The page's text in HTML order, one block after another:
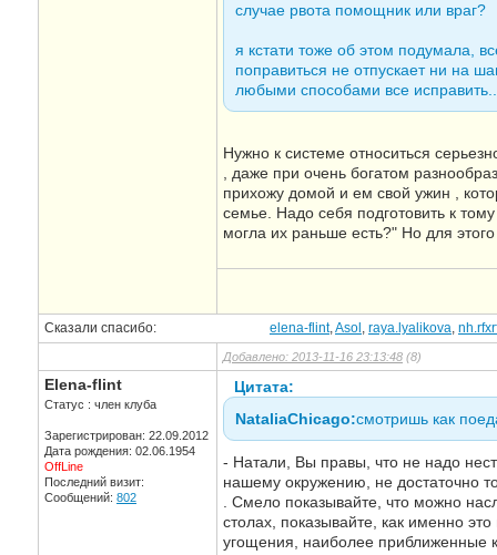
случае рвота помощник или враг?
я кстати тоже об этом подумала,
поправиться не отпускает ни на
любыми способами все
Нужно к системе относиться
, даже при очень богатом
прихожу домой и ем свой ужин ,
семье. Надо себя подготовить к
могла их раньше есть?" Но для
Сказали спасибо: elena-flint,Asol , raya.lyalikova,
Добавлено: 2013-11-16 23:13:48 (8)
Elena-flint
Статус : член клуба
Зарегистрирован: 22.09.2012
Дата рождения: 02.06.1954
OffLine
Последний визит:
Сообщений: 802
Цитата:
NataliaChicago:смотришь как
- Натали, Вы правы, что не надо
нашему окружению, не достаточно
. Смело показывайте, что можно
столах, показывайте, как именно
угощения, наиболее приближенные